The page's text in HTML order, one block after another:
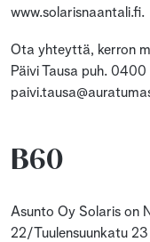
www.solarisnaantali.fi.
Ota yhteyttä, kerron
Päivi Tausa puh.
B60
Asunto Oy Solaris on
22/Tuulensuunkatu